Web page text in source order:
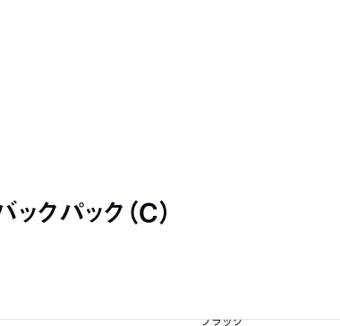
クパック（C）
ブラック